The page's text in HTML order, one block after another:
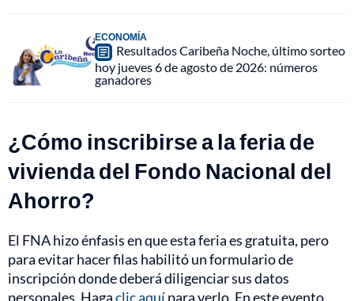
ECONOMÍA
Resultados Caribeña Noche, último sorteo
hoy jueves 6 de agosto de 2026: números
ganadores
¿Cómo inscribirse a la feria de
vivienda del Fondo Nacional del
Ahorro?
El FNA hizo énfasis en que esta feria es gratuita, pero
para evitar hacer filas habilitó un formulario de
inscripción donde deberá diligenciar sus datos
personales. Hagaclic aquípara verlo. En este evento,